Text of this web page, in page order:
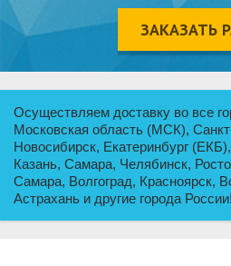
ЗАКАЗАТЬ
Осуществляем доставку во все
Московская область (МСК),
Новосибирск, Екатеринбург
Казань, Самара, Челябинск,
Самара, Волгоград, Красноярск,
Астрахань и другие города России!